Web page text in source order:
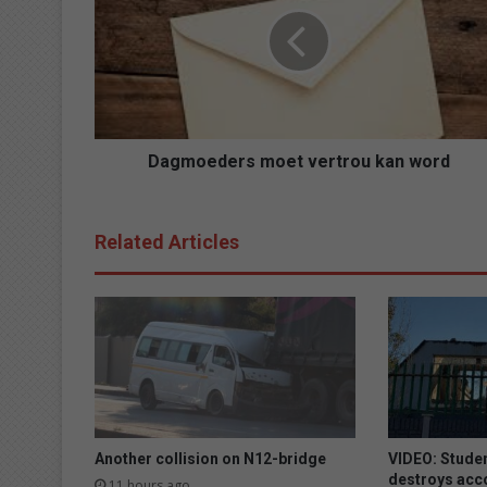
e
r
t
v
e
o
u
k
a
n
Dagmoeders moet vertrou kan word
Related Articles
Another collision on N12-bridge
VIDEO:
destroys